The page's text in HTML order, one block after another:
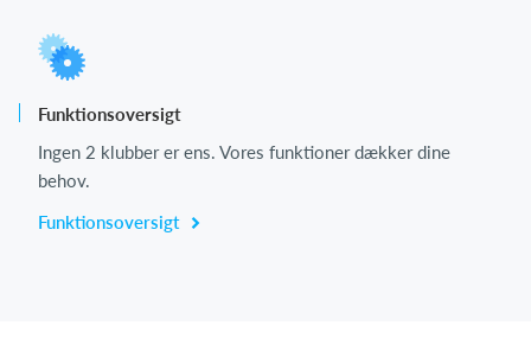
Funktionsoversigt
Ingen 2 klubber er ens. Vores funktioner dækker dine
behov.
Funktionsoversigt